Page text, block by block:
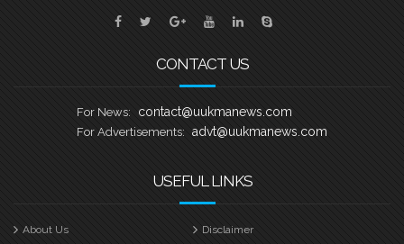
ബാസറ്റ്ലോ
CONTACT US
For News: contact@uukmanews.com
For Advertisements: advt@uukmanews.com
USEFUL LINKS
About Us
Disclaimer